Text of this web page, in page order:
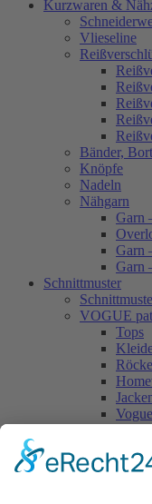
Kurzwaren &
Vlieseline
Bänder,
Knöpfe
Nadeln
Nähgarn
Garn
Garn
Garn
Schnittmuster
VOGUE
Tops